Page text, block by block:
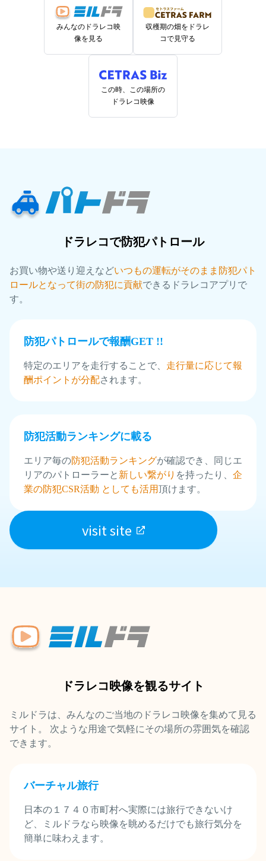
みんなのドラレコ映
像を見る
収穫期の畑をドラレ
コで見守る
この時、この場所の
ドラレコ映像
ドラレコで防犯パトロール
お買い物や送り迎えなどいつもの運転がそのまま防犯パト
ロールとなって街の防犯に貢献できるドラレコアプリで
す。
防犯パトロールで報酬GET !!
特定のエリアを走行することで、 走行量に応じて報
酬ポイントが分配されます。
防犯活動ランキングに載る
エリア毎の防犯活動ランキングが確認でき、同じエ
リアのパトローラーと 新しい繋がり を持ったり、 企
業の防犯CSR活動 としても活用頂けます。
visit site
ドラレコ映像を観るサイト
ミルドラは、みんなのご当地のドラレコ映像を集めて見る
サイト。 次ような用途で気軽にその場所の雰囲気を確認
できます。
バーチャル旅行
日本の１７４０市町村へ実際には旅行できないけ
ど、ミルドラなら映像を眺めるだけでも旅行気分を
簡単に味わえます。